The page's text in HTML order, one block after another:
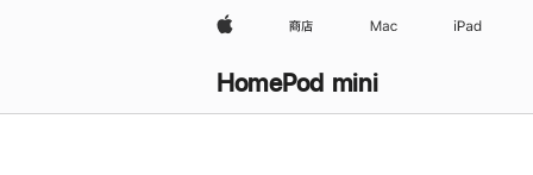
Apple 商店 Mac iPad
HomePod mini